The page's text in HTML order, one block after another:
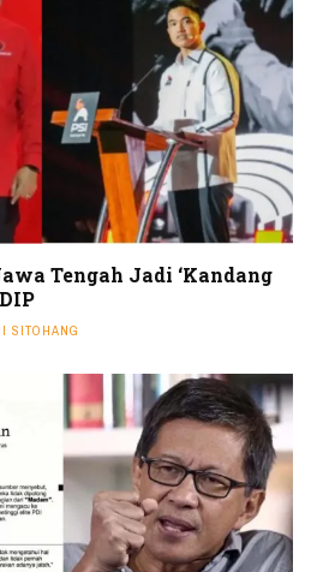
Tengah Jadi ‘Kandang
SITOHANG